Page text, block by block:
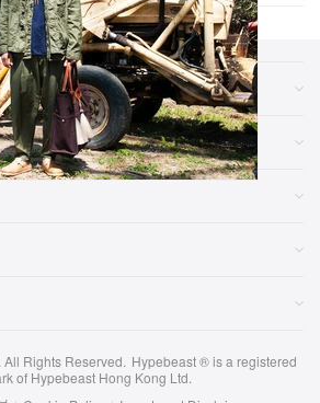
. All Rights Reserved. Hypebeast ® is a registered
of Hypebeast Hong Kong Ltd.